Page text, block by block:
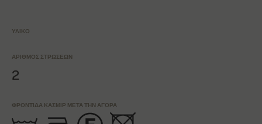
ΥΛΙΚΌ
ΑΡΙΘΜΌΣ ΣΤΡΏΣΕΩΝ
2
ΦΡΟΝΤΊΔΑ ΚΑΣΜΊΡ ΜΕΤΆ ΤΗΝ ΑΓΟΡΆ